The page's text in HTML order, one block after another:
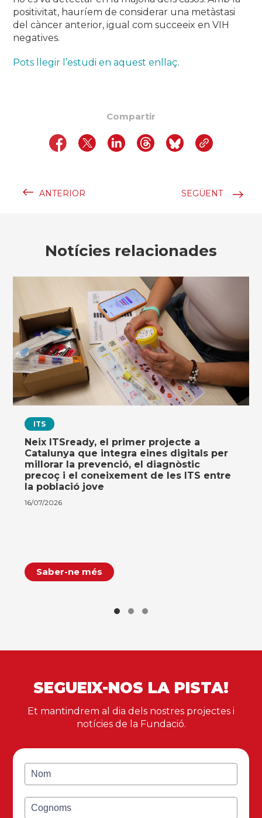
positivitat, hauríem de considerar una metàstasi
del càncer anterior, igual com succeeix en VIH
negatives.
Pots llegir l’estudi en aquest enllaç.
Compartir
ANTERIOR SEGÜENT
Notícies relacionades
ITS
Neix ITSready, el primer projecte a
Catalunya que integra eines digitals per
millorar la prevenció, el diagnòstic
precoç i el coneixement de les ITS entre
la població jove
16/07/2026
Saber-ne més
SEGUEIX-NOS LA PISTA!
Et mantindrem al dia dels nostres projectes i
notícies de la Fundació.